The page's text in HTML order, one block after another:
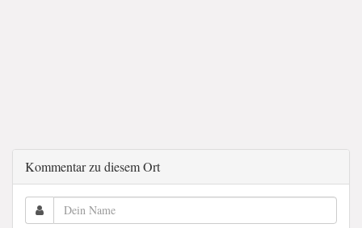
Kommentar zu diesem Ort